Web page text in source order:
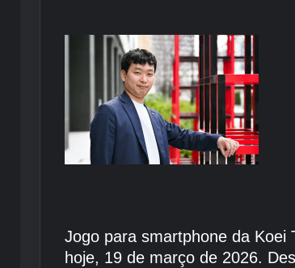
Jogo para smartphone da Koei
hoje, 19 de março de 2026.